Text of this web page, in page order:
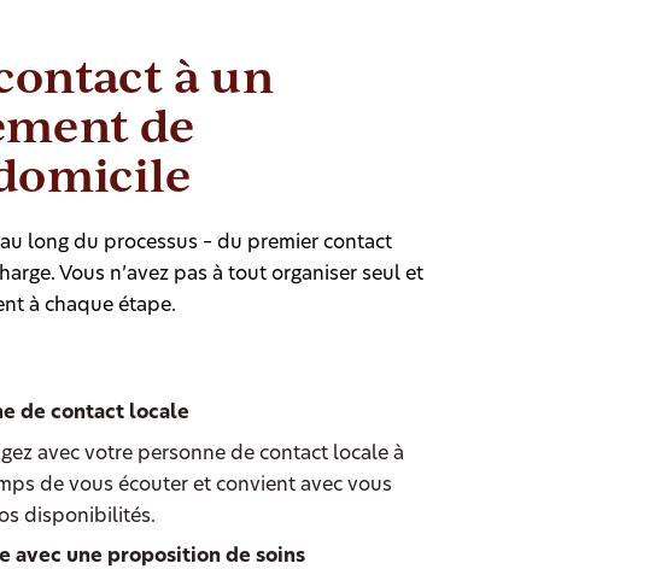
à un
de
long du processus – du premier contact
Vous n’avez pas à tout organiser seul et
à chaque étape.
de contact locale
avec votre personne de contact locale à
de vous écouter et convient avec vous
disponibilités.
avec une proposition de soins